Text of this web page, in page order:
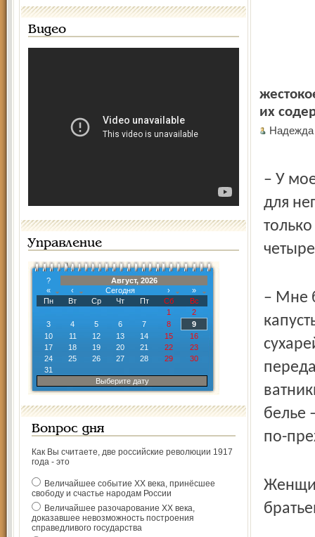
Видео
Управление
?
Август, 2026
«
‹ Сегодня ›
»
Пн
Вт Ср Чт Пт Сб
Вс
1
2
3
4 5 6 7 8
9
10
11 12 13 14 15
16
17
18 19 20 21 22
23
24
25 26 27 28 29
30
31
Выберите дату
Вопрос дня
Как Вы считаете, две российские революции 1917
года - это
Величайшее событие ХХ века, принёсшее
свободу и счастье народам России
Величайшее разочарование ХХ века,
доказавшее невозможность построения
справедливого государства
их
– У
для
– Мне
белье
по-